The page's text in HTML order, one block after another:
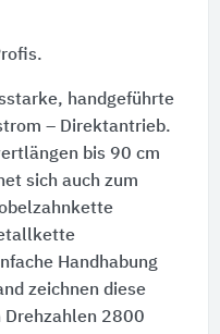
handgeführte
– Direktantrieb.
bis 90 cm
sich auch zum
Handhabung
zeichnen diese
Drehzahlen 2800